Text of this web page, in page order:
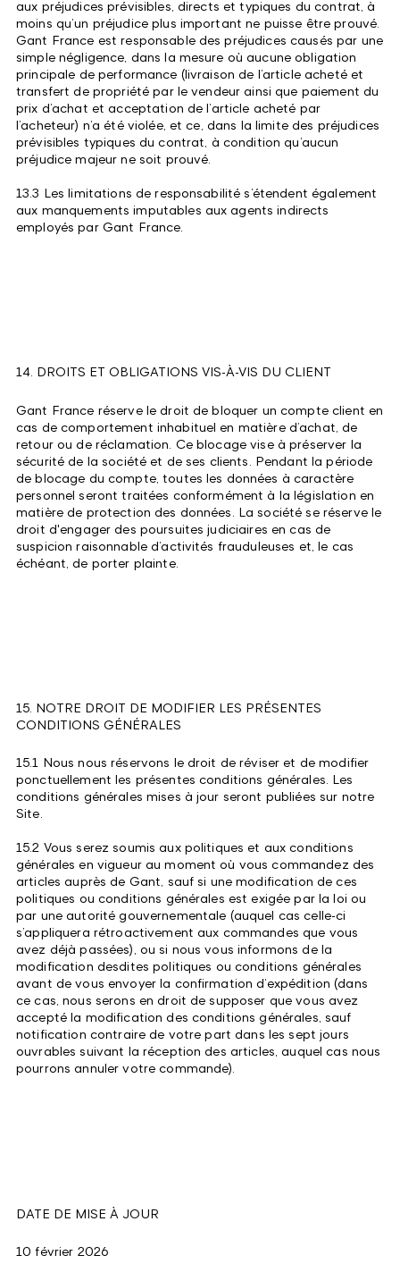
aux préjudices prévisibles, directs et typiques du contrat, à
moins qu’un préjudice plus important ne puisse être prouvé.
Gant France est responsable des préjudices causés par une
simple négligence, dans la mesure où aucune obligation
principale de performance (livraison de l’article acheté et
transfert de propriété par le vendeur ainsi que paiement du
prix d’achat et acceptation de l’article acheté par
l’acheteur) n’a été violée, et ce, dans la limite des préjudices
prévisibles typiques du contrat, à condition qu’aucun
préjudice majeur ne soit prouvé.
13.3 Les limitations de responsabilité s’étendent également
aux manquements imputables aux agents indirects
employés par Gant France.
14. DROITS ET OBLIGATIONS VIS-À-VIS DU CLIENT
Gant France réserve le droit de bloquer un compte client en
cas de comportement inhabituel en matière d’achat, de
retour ou de réclamation. Ce blocage vise à préserver la
sécurité de la société et de ses clients. Pendant la période
de blocage du compte, toutes les données à caractère
personnel seront traitées conformément à la législation en
matière de protection des données. La société se réserve le
droit d'engager des poursuites judiciaires en cas de
suspicion raisonnable d’activités frauduleuses et, le cas
échéant, de porter plainte.
15. NOTRE DROIT DE MODIFIER LES PRÉSENTES
CONDITIONS GÉNÉRALES
15.1 Nous nous réservons le droit de réviser et de modifier
ponctuellement les présentes conditions générales. Les
conditions générales mises à jour seront publiées sur notre
Site.
15.2 Vous serez soumis aux politiques et aux conditions
générales en vigueur au moment où vous commandez des
articles auprès de Gant, sauf si une modification de ces
politiques ou conditions générales est exigée par la loi ou
par une autorité gouvernementale (auquel cas celle-ci
s’appliquera rétroactivement aux commandes que vous
avez déjà passées), ou si nous vous informons de la
modification desdites politiques ou conditions générales
avant de vous envoyer la confirmation d’expédition (dans
ce cas, nous serons en droit de supposer que vous avez
accepté la modification des conditions générales, sauf
notification contraire de votre part dans les sept jours
ouvrables suivant la réception des articles, auquel cas nous
pourrons annuler votre commande).
DATE DE MISE À JOUR
10 février 2026